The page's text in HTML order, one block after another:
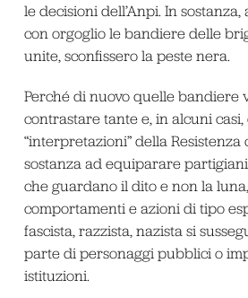
le decisioni dell’Anpi. In
con orgoglio le bandiere delle
unite, sconfissero la peste nera.
Perché di nuovo quelle bandiere
contrastare tante e, in alcuni casi,
“interpretazioni” della
sostanza ad equiparare
che guardano il dito e non la
comportamenti e azioni di tipo
fascista, razzista, nazista si
parte di personaggi pubblici o
istituzioni.